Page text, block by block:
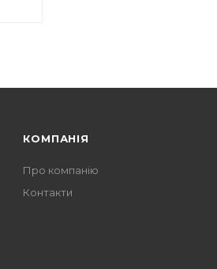
КОМПАНІЯ
Про компанію
Контакти